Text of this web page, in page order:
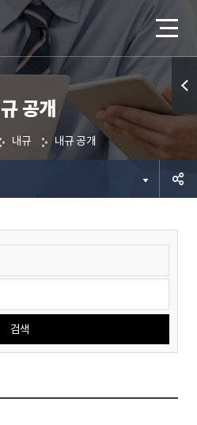
공개
내규 내규 공개
검색
퀵메